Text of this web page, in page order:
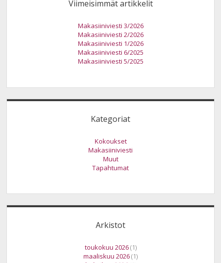
Viimeisimmät artikkelit
Makasiiniviesti 3/2026
Makasiiniviesti 2/2026
Makasiiniviesti 1/2026
Makasiiniviesti 6/2025
Makasiiniviesti 5/2025
Kategoriat
Kokoukset
Makasiiniviesti
Muut
Tapahtumat
Arkistot
toukokuu 2026(1)
maaliskuu 2026(1)